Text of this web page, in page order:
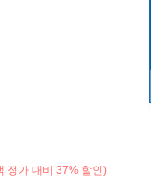
정가 대비 37% 할인)